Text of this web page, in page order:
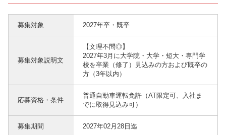
募集対象 2027年卒・既卒
募集対象説明文
【文理不問◎】
2027年3月に大学院・大学・短大・専門学
校を卒業（修了）見込みの方および既卒の
方（3年以内）
応募資格・条件
普通自動車運転免許（AT限定可、入社ま
でに取得見込み可）
募集期間 2027年02月28日迄